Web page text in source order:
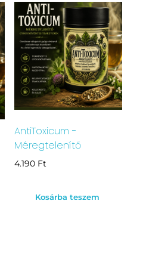
AntiToxicum -
Méregtelenítő
4.190 Ft
Kosárba teszem